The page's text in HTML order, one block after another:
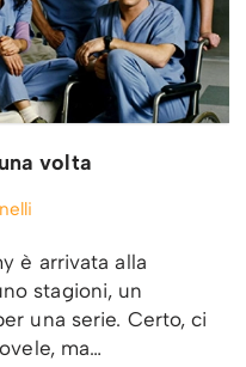
volta
è arrivata alla
stagioni, un
una serie. Certo, ci
ma…